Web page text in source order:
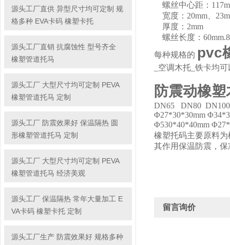
源头工厂直供 异型尺寸均可定制 规
格多种 EVA卡码 橡塑卡托
源头工厂直销 抗腐蚀性 型号齐全
橡塑管道托马
源头工厂 大型尺寸均可定制 PEVA
橡塑管道托马 定制
源头工厂 防震效果好 保温隔热 圆
形橡塑管道托马 定制
源头工厂 大型尺寸均可定制 PEVA
橡塑管道托马 经济美观
源头工厂 保温隔热 常年大量加工 E
VA卡码 橡塑卡托 定制
源头工厂生产 防震效果好 规格多种
螺丝中心距：
宽度：20mm、
厚度：2mm
螺丝长度：
每种规格的 pvc
_空调木托_铁卡均
防震动橡塑
DN65 DN80
Φ27*30*30mm
Φ530*40*40mm
橡塑托码主要原料
其作用保温防震，
留言询价